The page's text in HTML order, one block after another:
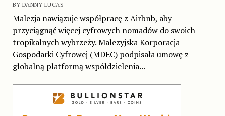
BY DANNY LUCAS
Malezja nawiązuje współpracę z Airbnb, aby
przyciągnąć więcej cyfrowych nomadów do swoich
tropikalnych wybrzeży. Malezyjska Korporacja
Gospodarki Cyfrowej (MDEC) podpisała umowę z
globalną platformą współdzielenia...